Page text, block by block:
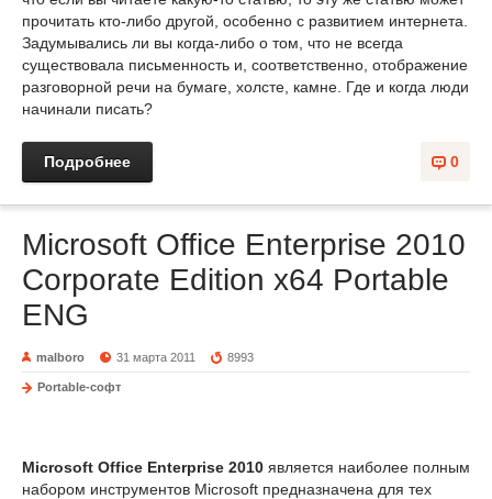
прочитать кто-либо другой, особенно с развитием интернета.
Задумывались ли вы когда-либо о том, что не всегда
существовала письменность и, соответственно, отображение
разговорной речи на бумаге, холсте, камне. Где и когда люди
начинали писать?
0
Подробнее
Microsoft Office Enterprise 2010
Corporate Edition x64 Portable
ENG
malboro 31 марта 2011 8993
Portable-софт
Microsoft Office Enterprise 2010 является наиболее полным
набором инструментов Microsoft предназначена для тех